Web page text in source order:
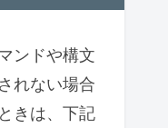
ンドや構文
れない場合
きは、下記